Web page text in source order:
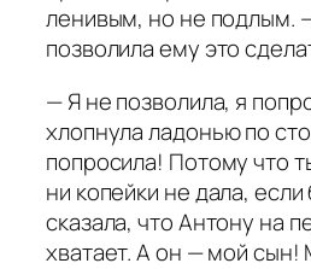
ленивым, но не подлым.
позволила ему это
— Я не позволила, я
хлопнула ладонью по
попросила! Потому что
ни копейки не дала,
сказала, что Антону на
хватает. А он — мой сын!